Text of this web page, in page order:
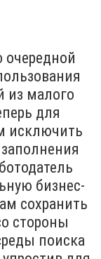
очередной
из малого
для
исключить
бизнес-
сохранить
стороны
поиска